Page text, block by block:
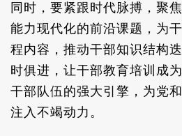
同时，要紧跟时代脉搏，聚
能力现代化的前沿课题，为
程内容，推动干部知识结构
时俱进，让干部教育培训成
干部队伍的强大引擎，为党
注入不竭动力。